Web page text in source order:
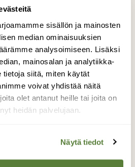
sisällön ja mainosten
median ominaisuuksien
analysoimiseen. Lisäksi
mainosalan ja analytiikka-
tietoja siitä, miten käytät
voivat yhdistää näitä
olet antanut heille tai joita on
heidän palvelujaan.
Näytä tiedot
nukkunut
ikkunoissa
lentävien olentojen
Vaikka käpytikan
kovavauhtinen